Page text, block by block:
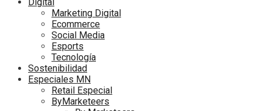
Marketing Digital
Ecommerce
Social Media
Esports
Tecnología
Sostenibilidad
Especiales MN
Retail Especial
ByMarketeers